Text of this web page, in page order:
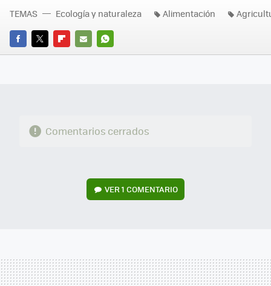
FACEBOOK
TWITTERFLIPBOARD
E-
WHATSAPP
TEMAS Ecología y naturaleza Alimentación
Comentarios cerrados
VER1 COMENTARIO